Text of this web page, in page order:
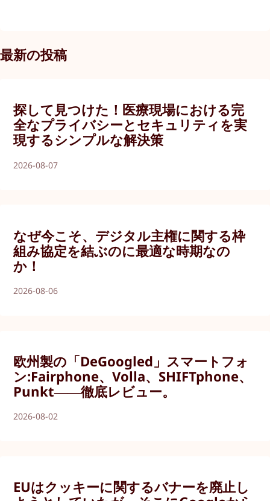
最新の投稿
探して見つけた！医療現場における完
全なプライバシーとセキュリティを実
現するシンプルな解決策
2026-08-07
なぜ今こそ、デジタル主権に関する枠
組み協定を結ぶのに最適な時期なの
か！
2026-08-06
欧州製の「DeGoogled」スマートフォ
ン:Fairphone、Volla、SHIFTphone、
Punkt――徹底レビュー。
2026-08-02
EUはクッキーに関するバナーを廃止し